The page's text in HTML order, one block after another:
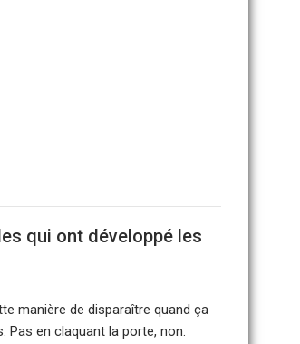
qui ont développé les
manière de disparaître quand ça
Pas en claquant la porte, non.